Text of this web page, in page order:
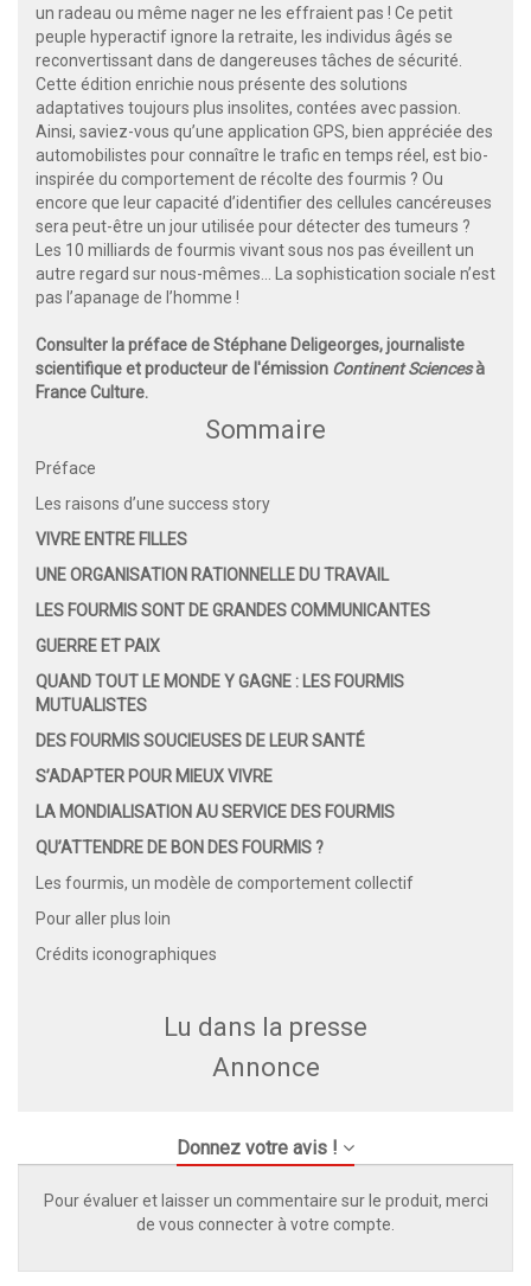
un radeau ou même nager ne les effraient pas ! Ce petit
peuple hyperactif ignore la retraite, les individus âgés se
reconvertissant dans de dangereuses tâches de sécurité.
Cette édition enrichie nous présente des solutions
adaptatives toujours plus insolites, contées avec passion.
Ainsi, saviez-vous qu’une application GPS, bien appréciée des
automobilistes pour connaître le trafic en temps réel, est bio-
inspirée du comportement de récolte des fourmis ? Ou
encore que leur capacité d’identifier des cellules cancéreuses
sera peut-être un jour utilisée pour détecter des tumeurs ?
Les 10 milliards de fourmis vivant sous nos pas éveillent un
autre regard sur nous-mêmes... La sophistication sociale n’est
pas l’apanage de l’homme !
Consulter la préface de Stéphane Deligeorges, journaliste
scientifique et producteur de l'émission Continent Sciencesà
France Culture.
Sommaire
Préface
Les raisons d’une success story
VIVRE ENTRE FILLES
UNE ORGANISATION RATIONNELLE DU TRAVAIL
LES FOURMIS SONT DE GRANDES COMMUNICANTES
GUERRE ET PAIX
QUAND TOUT LE MONDE Y GAGNE : LES FOURMIS
MUTUALISTES
DES FOURMIS SOUCIEUSES DE LEUR SANTÉ
S’ADAPTER POUR MIEUX VIVRE
LA MONDIALISATION AU SERVICE DES FOURMIS
QU’ATTENDRE DE BON DES FOURMIS ?
Les fourmis, un modèle de comportement collectif
Pour aller plus loin
Crédits iconographiques
Lu dans la presse
Annonce
Donnez votre avis !
Pour évaluer et laisser un commentaire sur le produit, merci
de vous connecter à votre compte.